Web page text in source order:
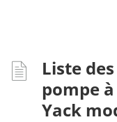
Liste
pompe
Yack